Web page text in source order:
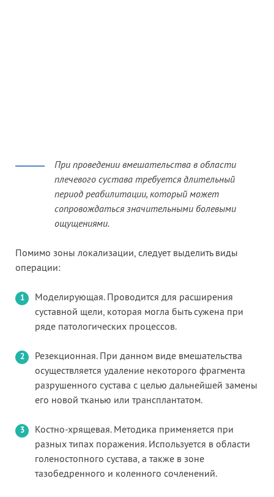
При проведении вмешательства в области
плечевого сустава требуется длительный
период реабилитации, который может
сопровождаться значительными болевыми
ощущениями.
Помимо зоны локализации, следует выделить виды
операции:
Моделирующая. Проводится для расширения
суставной щели, которая могла быть сужена при
ряде патологических процессов.
Резекционная. При данном виде вмешательства
осуществляется удаление некоторого фрагмента
разрушенного сустава с целью дальнейшей замены
его новой тканью или трансплантатом.
Костно-хрящевая. Методика применяется при
разных типах поражения. Используется в области
голеностопного сустава, а также в зоне
тазобедренного и коленного сочленений.